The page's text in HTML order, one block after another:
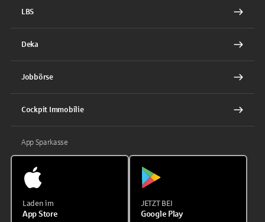
LBS
Deka
Jobbörse
Cockpit Immobilie
App Sparkasse
Laden im
App Store
JETZT BEI
Google Play